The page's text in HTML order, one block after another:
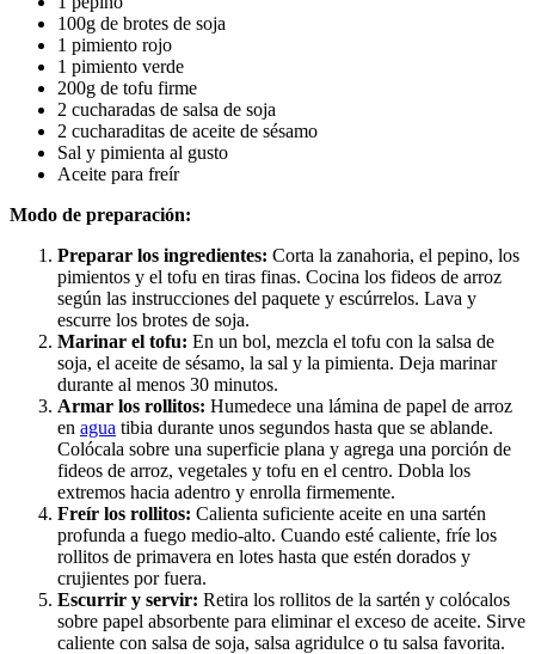
100g de brotes de soja
1 pimiento rojo
1 pimiento verde
200g de tofu firme
2 cucharadas de salsa de soja
2 cucharaditas de aceite de sésamo
Sal y pimienta al gusto
Aceite para freír
Modo de preparación:
Preparar los ingredientes: Corta la zanahoria, el pepino, los
pimientos y el tofu en tiras finas. Cocina los fideos de arroz
según las instrucciones del paquete y escúrrelos. Lava y
escurre los brotes de soja.
Marinar el tofu: En un bol, mezcla el tofu con la salsa de
soja, el aceite de sésamo, la sal y la pimienta. Deja marinar
durante al menos 30 minutos.
Armar los rollitos: Humedece una lámina de papel de arroz
en agua tibia durante unos segundos hasta que se ablande.
Colócala sobre una superficie plana y agrega una porción de
fideos de arroz, vegetales y tofu en el centro. Dobla los
extremos hacia adentro y enrolla firmemente.
Freír los rollitos: Calienta suficiente aceite en una sartén
profunda a fuego medio-alto. Cuando esté caliente, fríe los
rollitos de primavera en lotes hasta que estén dorados y
crujientes por fuera.
Escurrir y servir: Retira los rollitos de la sartén y colócalos
sobre papel absorbente para eliminar el exceso de aceite. Sirve
caliente con salsa de soja, salsa agridulce o tu salsa favorita.